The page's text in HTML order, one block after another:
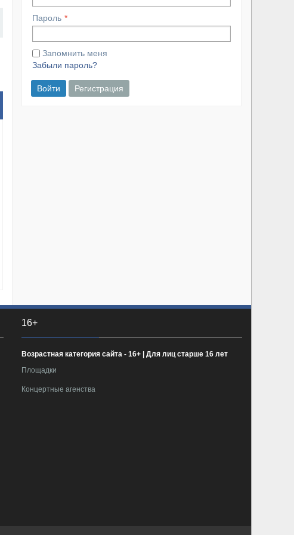
Пароль
Запомнить меня
Забыли пароль?
Войти Регистрация
16+
Возрастная категория сайта - 16+ | Для лиц старше 16 лет
Площадки
Концертные агенства